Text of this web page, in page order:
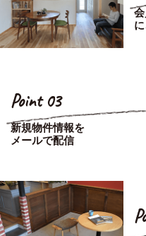
Point 03
新規物件情報を
メールで配信